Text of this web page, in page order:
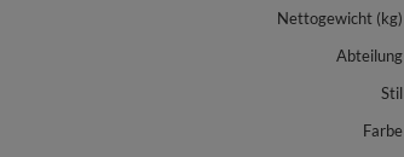
Nettogewicht (kg)
Abteilung
Stil
Farbe